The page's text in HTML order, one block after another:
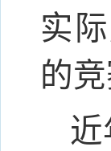
实
的竞